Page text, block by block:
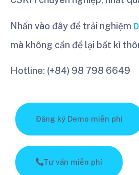
Nhấn vào đây để trải nghiệm
mà không cần để lại bất kì
Hotline: (+84) 98 798 6649
Đăng ký Demo miễn phí
Tư vấn miễn phí